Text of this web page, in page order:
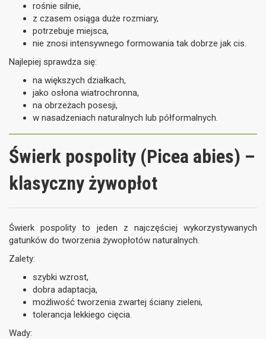
rośnie silnie,
z czasem osiąga duże rozmiary,
potrzebuje miejsca,
nie znosi intensywnego formowania tak dobrze jak cis.
Najlepiej sprawdza się:
na większych działkach,
jako osłona wiatrochronna,
na obrzeżach posesji,
w nasadzeniach naturalnych lub półformalnych.
Świerk pospolity (Picea abies) –
klasyczny żywopłot
Świerk pospolity to jeden z najczęściej wykorzystywanych
gatunków do tworzenia żywopłotów naturalnych.
Zalety:
szybki wzrost,
dobra adaptacja,
możliwość tworzenia zwartej ściany zieleni,
tolerancja lekkiego cięcia.
Wady: